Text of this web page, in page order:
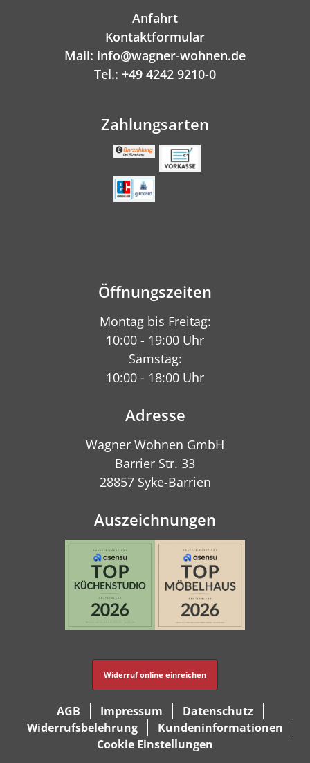
Anfahrt
Kontaktformular
Mail: info@wagner-wohnen.de
Tel.: +49 4242 9210-0
Zahlungsarten
Öffnungszeiten
Montag bis Freitag:
10:00 - 19:00 Uhr
Samstag:
10:00 - 18:00 Uhr
Adresse
Wagner Wohnen GmbH
Barrier Str. 33
28857 Syke-Barrien
Auszeichnungen
Widerruf online einreichen
AGB Impressum
Datenschutz
Widerrufsbelehrung
Kundeninformationen
Cookie Einstellungen